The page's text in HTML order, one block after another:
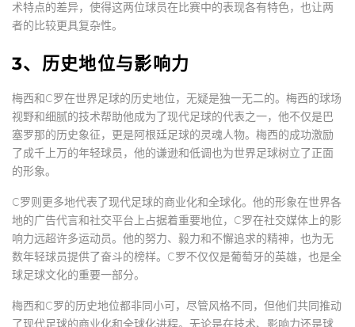
术特点的差异，使得这两位球员在比赛中的表现各有特色，也让两
者的比较更具复杂性。
3、历史地位与影响力
梅西和C罗在世界足球的历史地位，无疑是独一无二的。梅西的球场
视野和细腻的技术帮助他成为了现代足球的代表之一，他不仅是巴
塞罗那的历史象征，更是阿根廷足球的灵魂人物。梅西的成功激励
了成千上万的年轻球员，他的谦逊和低调也为世界足球树立了正面
的形象。
C罗则更多地代表了现代足球的商业化和全球化。他的形象在世界各
地的广告代言和社交平台上占据着重要地位，C罗在社交媒体上的影
响力远超许多运动员。他的努力、毅力和不懈追求的精神，也为无
数年轻球员提供了奋斗的榜样。C罗不仅仅是葡萄牙的英雄，也是全
球足球文化的重要一部分。
梅西和C罗的历史地位都非同小可，尽管风格不同，但他们共同推动
了现代足球的商业化和全球化进程。无论是在技术、影响力还是球